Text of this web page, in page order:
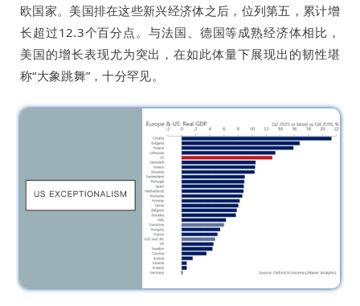
欧国家。美国排在这些新兴经济体之后，位列第五，累计增
长超过12.3个百分点。与法国、德国等成熟经济体相比，
美国的增长表现尤为突出，在如此体量下展现出的韧性堪
称“大象跳舞”，十分罕见。